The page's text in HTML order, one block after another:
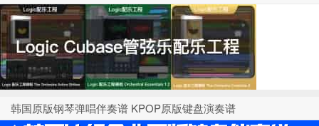
韩国原版钢琴弹唱伴奏谱 KPOP原版键盘演奏谱